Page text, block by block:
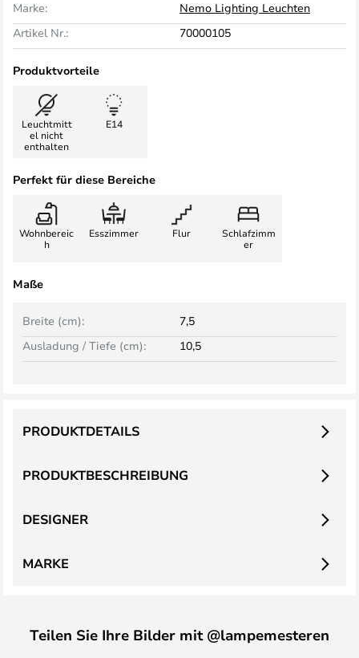
Marke:
Nemo Lighting Leuchten
Artikel Nr.:
70000105
Produktvorteile
Leuchtmitt
el nicht
enthalten
E14
Perfekt für diese Bereiche
Wohnbereic
h
Esszimmer Flur
Schlafzimm
er
Maße
Breite (cm):
7,5
Ausladung / Tiefe (cm):
10,5
PRODUKTBESCHREIBUNG
PRODUKTDETAILS
DESIGNER
MARKE
Teilen Sie Ihre Bilder mit @lampemesteren